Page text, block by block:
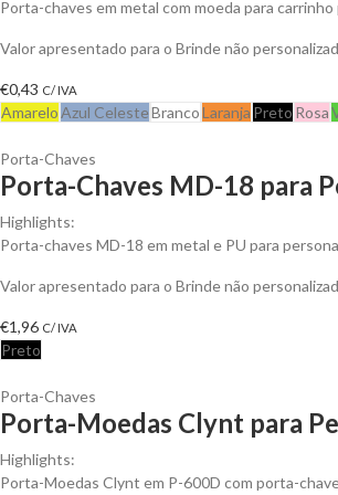
Porta-chaves em metal com moeda para
Valor apresentado para o Brinde não
€0,43 C/ IVA
AmareloAzul CelesteBrancoLaranja Preto Rosa
Porta-Chaves
Porta-Chaves MD-18 para
Highlights:
Porta-chaves MD-18 em metal e PU para
Valor apresentado para o Brinde não
€1,96 C/ IVA
Preto
Porta-Chaves
Porta-Moedas Clynt para
Highlights:
Porta-Moedas Clynt em P-600D com porta-